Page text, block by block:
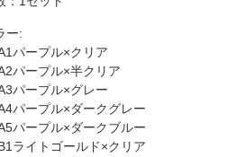
ー:
パープル×クリア
パープル×半クリア
パープル×グレー
パープル×ダークグレー
パープル×ダークブルー
ライトゴールド×クリア